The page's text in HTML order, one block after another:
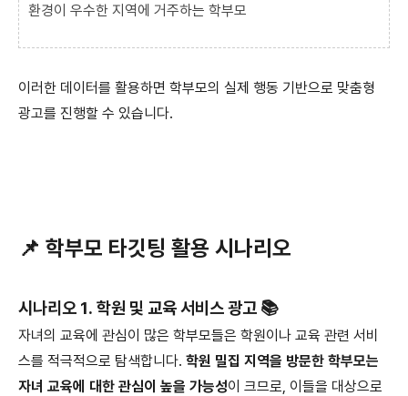
환경이 우수한 지역에 거주하는 학부모
이러한 데이터를 활용하면 학부모의 실제 행동 기반으로 맞춤형
광고를 진행할 수 있습니다.
📌 학부모 타깃팅 활용 시나리오
시나리오 1. 학원 및 교육 서비스 광고 📚
자녀의 교육에 관심이 많은 학부모들은 학원이나 교육 관련 서비
스를 적극적으로 탐색합니다. 학원 밀집 지역을 방문한 학부모는
자녀 교육에 대한 관심이 높을 가능성이 크므로, 이들을 대상으로